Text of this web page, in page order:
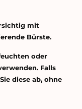
mit
Bürste.
oder
Falls
diese ab, ohne